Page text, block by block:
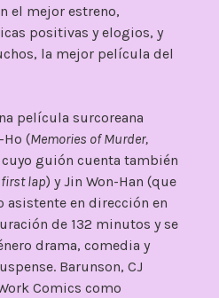
el mejor estreno,
positivas y elogios, y
la mejor película del
película surcoreana
(Memories of Murder,
cuyo guión cuenta también
first lap) y Jin Won-Han (que
en dirección en
de 132 minutos y se
drama, comedia y
Barunson, CJ
Comics como